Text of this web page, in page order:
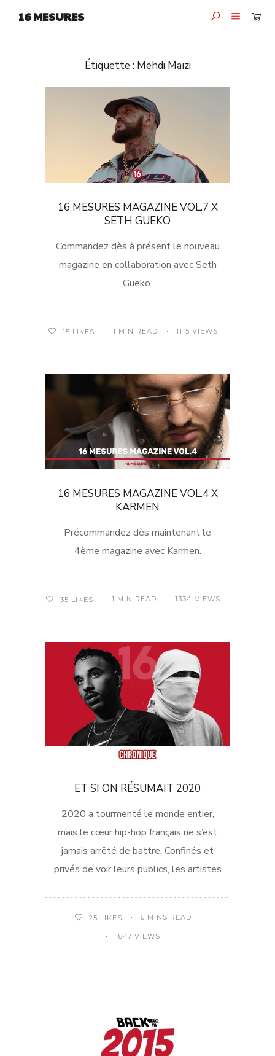
16 MESURES
Étiquette : Mehdi Maïzi
16 MESURES MAGAZINE VOL.7 X
SETH GUEKO
Commandez dès à présent le nouveau
magazine en collaboration avec Seth
Gueko.
15 LIKES 1 MIN READ 1115 VIEWS
16 MESURES MAGAZINE VOL.4 X
KARMEN
Précommandez dès maintenant le
4ème magazine avec Karmen.
35 LIKES 1 MIN READ 1334 VIEWS
ET SI ON RÉSUMAIT 2020
2020 a tourmenté le monde entier,
mais le cœur hip-hop français ne s’est
jamais arrêté de battre. Confinés et
privés de voir leurs publics, les artistes
25 LIKES 6 MINS READ
1847 VIEWS